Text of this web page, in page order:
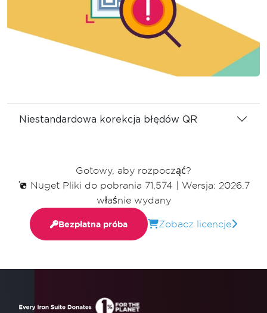
Niestandardowa korekcja błędów QR
Gotowy, aby rozpocząć?
Nuget Pliki do pobrania 71,574
Wersja: 2026.7
właśnie wydany
Bezpłatna próba Zobacz licencje